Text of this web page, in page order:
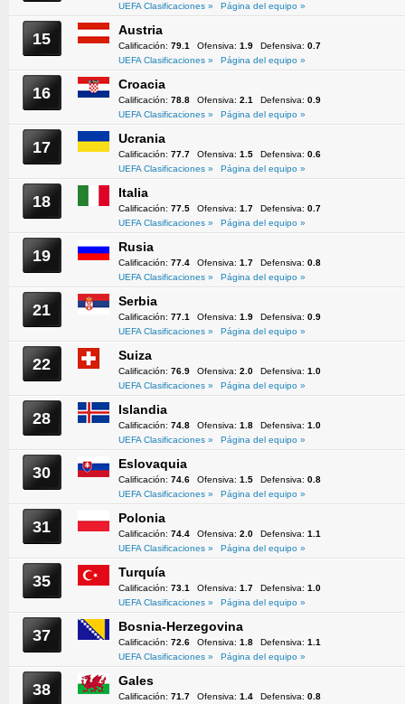
UEFA Clasificaciones »
Página del equipo »
15 Austria
Calificación: 79.1 Ofensiva: 1.9 Defensiva: 0.7
UEFA Clasificaciones »
Página del equipo »
16 Croacia
Calificación: 78.8 Ofensiva: 2.1 Defensiva: 0.9
UEFA Clasificaciones »
Página del equipo »
17 Ucrania
Calificación: 77.7 Ofensiva: 1.5 Defensiva: 0.6
UEFA Clasificaciones »
Página del equipo »
18 Italia
Calificación: 77.5 Ofensiva: 1.7 Defensiva: 0.7
UEFA Clasificaciones »
Página del equipo »
19 Rusia
Calificación: 77.4 Ofensiva: 1.7 Defensiva: 0.8
UEFA Clasificaciones »
Página del equipo »
21 Serbia
Calificación: 77.1 Ofensiva: 1.9 Defensiva: 0.9
UEFA Clasificaciones »
Página del equipo »
22 Suiza
Calificación: 76.9 Ofensiva: 2.0 Defensiva: 1.0
UEFA Clasificaciones »
Página del equipo »
28 Islandia
Calificación: 74.8 Ofensiva: 1.8 Defensiva: 1.0
UEFA Clasificaciones »
Página del equipo »
30 Eslovaquia
Calificación: 74.6 Ofensiva: 1.5 Defensiva: 0.8
UEFA Clasificaciones »
Página del equipo »
31 Polonia
Calificación: 74.4 Ofensiva: 2.0 Defensiva: 1.1
UEFA Clasificaciones »
Página del equipo »
35 Turquía
Calificación: 73.1 Ofensiva: 1.7 Defensiva: 1.0
UEFA Clasificaciones »
Página del equipo »
37 Bosnia-Herzegovina
Calificación: 72.6 Ofensiva: 1.8 Defensiva: 1.1
UEFA Clasificaciones »
Página del equipo »
38 Gales
Calificación: 71.7 Ofensiva: 1.4 Defensiva: 0.8